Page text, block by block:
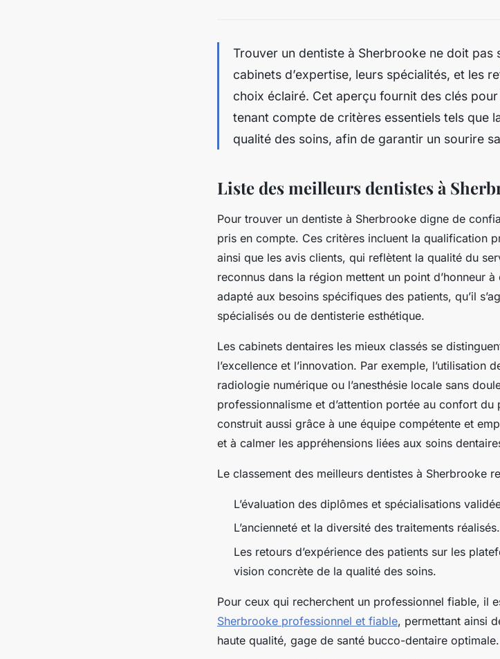
Trouver un dentiste à Sherbrooke ne doit pas
cabinets d’expertise, leurs spécialités, et les
choix éclairé. Cet aperçu fournit des clés
tenant compte de critères essentiels tels que
qualité des soins, afin de garantir un sourire
Liste des meilleurs dentistes à
Pour trouver un dentiste à Sherbrooke digne de
pris en compte. Ces critères incluent la qualification
ainsi que les avis clients, qui reflètent la qualité du
reconnus dans la région mettent un point d’honneur
adapté aux besoins spécifiques des patients, qu’il
spécialisés ou de dentisterie esthétique.
Les cabinets dentaires les mieux classés se
l’excellence et l’innovation. Par exemple, l’utilisation
radiologie numérique ou l’anesthésie locale sans
professionnalisme et d’attention portée au confort
construit aussi grâce à une équipe compétente et
et à calmer les appréhensions liées aux soins
Le classement des meilleurs dentistes à Sherbrooke
L’évaluation des diplômes et spécialisations
L’ancienneté et la diversité des traitements réalisés.
Les retours d’expérience des patients sur les
vision concrète de la qualité des soins.
Pour ceux qui recherchent un professionnel fiable, il
Sherbrooke professionnel et fiable, permettant ainsi
haute qualité, gage de santé bucco-dentaire optimale.